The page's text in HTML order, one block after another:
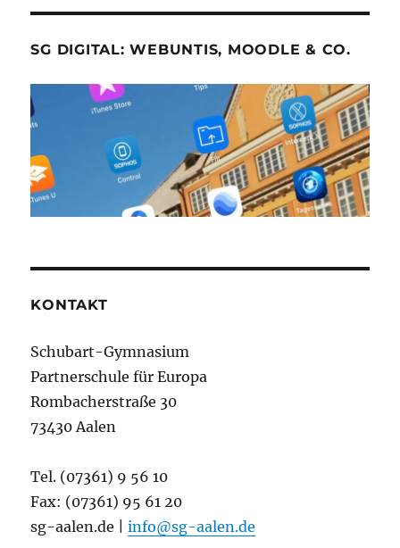
SG DIGITAL: WEBUNTIS, MOODLE & CO.
KONTAKT
Schubart-Gymnasium
Partnerschule für Europa
Rombacherstraße 30
73430 Aalen
Tel. (07361) 9 56 10
Fax: (07361) 95 61 20
sg-aalen.de |info@sg-aalen.de